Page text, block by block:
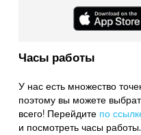
Часы работы
У нас есть множество
поэтому вы можете
всего! Перейдите по
и посмотреть часы работы.